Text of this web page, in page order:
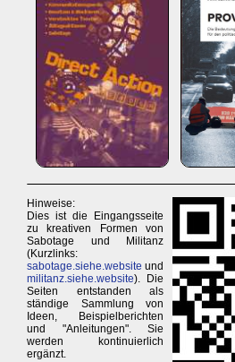
Hinweise:
Dies ist die Eingangsseite
zu kreativen Formen von
Sabotage und Militanz
(Kurzlinks:
sabotage.siehe.website und
militanz.siehe.website). Die
Seiten entstanden als
ständige Sammlung von
Ideen, Beispielberichten
und "Anleitungen". Sie
werden kontinuierlich
ergänzt.